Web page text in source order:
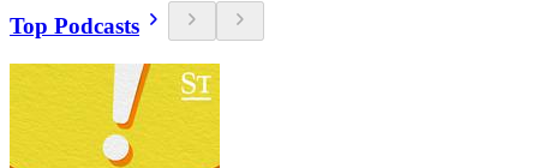
Top Podcasts